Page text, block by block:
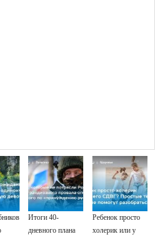
Итоги 40-
дневного плана
Ребенок просто
холерик или у